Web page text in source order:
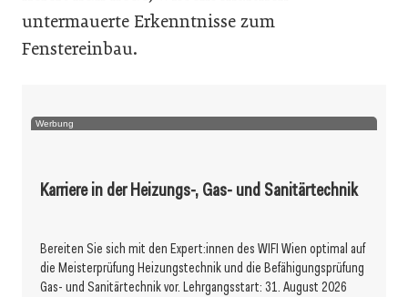
untermauerte Erkenntnisse zum
Fenstereinbau.
Werbung
Karriere in der Heizungs-, Gas- und Sanitärtechnik
Bereiten Sie sich mit den Expert:innen des WIFI Wien optimal auf
die Meisterprüfung Heizungstechnik und die Befähigungsprüfung
Gas- und Sanitärtechnik vor. Lehrgangsstart: 31. August 2026